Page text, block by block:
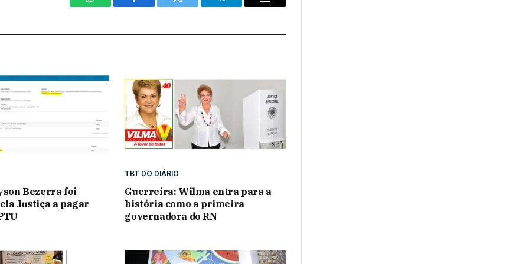
WhatsAppFacebook Twitter Telegram Email
Bezerra foi
Justiça a pagar
TBT DO DIÁRIO
Guerreira: Wilma entra para a
história como a primeira
governadora do RN